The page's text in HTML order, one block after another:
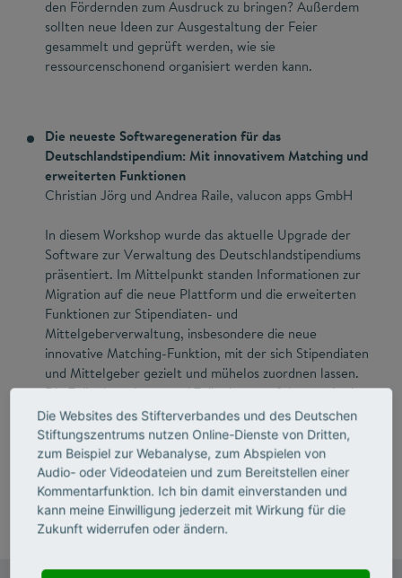
den Fördernden zum Ausdruck zu bringen? Außerdem
sollten neue Ideen zur Ausgestaltung der Feier
gesammelt und geprüft werden, wie sie
ressourcenschonend organisiert werden kann.
Die neueste Softwaregeneration für das
Deutschlandstipendium: Mit innovativem Matching und
erweiterten Funktionen
Christian Jörg und Andrea Raile, valucon apps GmbH
In diesem Workshop wurde das aktuelle Upgrade der
Software zur Verwaltung des Deutschlandstipendiums
präsentiert. Im Mittelpunkt standen Informationen zur
Migration auf die neue Plattform und die erweiterten
Funktionen zur Stipendiaten- und
Mittelgeberverwaltung, insbesondere die neue
innovative Matching-Funktion, mit der sich Stipendiaten
und Mittelgeber gezielt und mühelos zuordnen lassen.
Die Teilnehmerinnen und Teilnehmer erfuhren, wie sie
die neuen Werkzeuge effektiv einsetzen, um ihre
Verwaltungsabläufe zu optimieren und die Betreuung
der Stipendiaten noch individueller zu gestalten. Der
Workshop bot Gelegenheit, praktische Tipps zu erhalten,
Fragen zu stellen und sich mit anderen Anwendern
auszutauschen.
Die Websites des Stifterverbandes und des Deutschen
Stiftungszentrums nutzen Online-Dienste von Dritten,
zum Beispiel zur Webanalyse, zum Abspielen von
Audio- oder Videodateien und zum Bereitstellen einer
Kommentarfunktion. Ich bin damit einverstanden und
kann meine Einwilligung jederzeit mit Wirkung für die
Zukunft widerrufen oder ändern.